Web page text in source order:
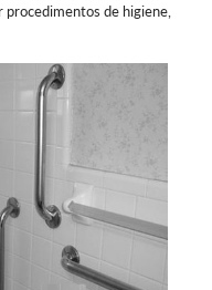
procedimentos de higiene,